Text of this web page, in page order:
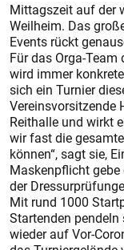
Mittagszeit auf der
Weilheim. Das
Events rückt
Für das Orga-
wird immer
sich ein Turnier
Vereinsvorsitzende
Reithalle und wirkt
wir fast die
können“, sagt sie,
Maskenpflicht gebe
der
Mit rund 1000
Startenden
wieder auf Vor-